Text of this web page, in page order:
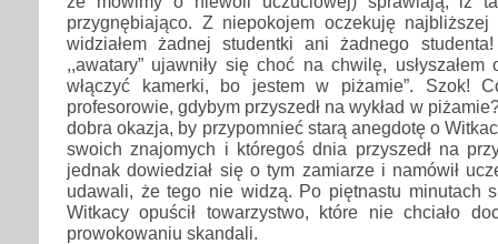
przygnębiająco. Z niepokojem oczekuję
widziałem żadnej studentki ani żadnego
,,awatary” ujawniły się choć na chwilę, usłyszałem
włączyć kamerki, bo jestem w piżamie”. Szok!
profesorowie, gdybym przyszedł na wykład w
dobra okazja, by przypomnieć starą anegdotę o
swoich znajomych i któregoś dnia przyszedł na
jednak dowiedział się o tym zamiarze i namówił
udawali, że tego nie widzą. Po piętnastu minutach
Witkacy opuścił towarzystwo, które nie chciało
prowokowaniu skandali.